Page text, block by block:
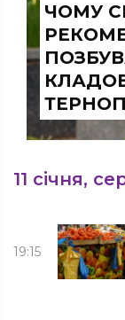
ЧОМУ
11 січня,
19:15